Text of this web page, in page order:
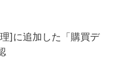
]に追加した「購買デ